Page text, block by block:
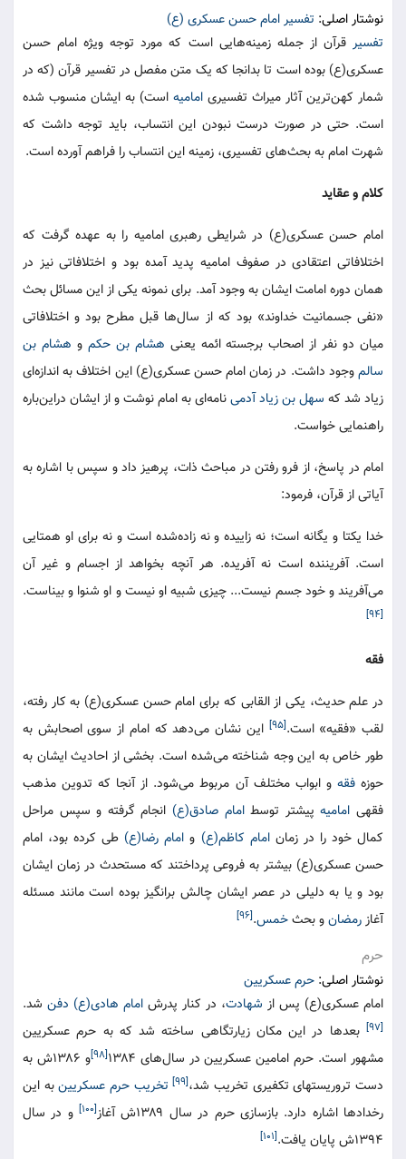
نوشتار اصلی: تفسیر امام حسن عسکری (ع)
تفسیر قرآن از جمله زمینه‌هایی است که مورد توجه ویژه امام حسن
عسکری(ع) بوده است تا بدانجا که یک متن مفصل در تفسیر قرآن (که در
شمار کهن‌ترین آثار میراث تفسیری امامیه است) به ایشان منسوب شده
است. حتی در صورت درست نبودن این انتساب، باید توجه داشت که
شهرت امام به بحث‌های تفسیری، زمینه این انتساب را فراهم آورده است.
کلام و عقاید
امام حسن عسکری(ع) در شرایطی رهبری امامیه را به عهده گرفت که
اختلافاتی اعتقادی در صفوف امامیه پدید آمده بود و اختلافاتی نیز در
همان دوره امامت ایشان به وجود آمد. برای نمونه یکی از این مسائل بحث
«نفی جسمانیت خداوند» بود که از سال‌ها قبل مطرح بود و اختلافاتی
میان دو نفر از اصحاب برجسته ائمه یعنی هشام بن حکم و هشام بن
سالموجود داشت. در زمان امام حسن عسکری(ع) این اختلاف به اندازه‌ای
زیاد شد که سهل بن زیاد آدمینامه‌ای به امام نوشت و از ایشان دراین‌باره
راهنمایی خواست.
امام در پاسخ، از فرو رفتن در مباحث ذات، پرهیز داد و سپس با اشاره به
آیاتی از قرآن، فرمود:
خدا یکتا و یگانه است؛ نه زاییده و نه زاده‌شده است و نه برای او همتایی
است. آفریننده است نه آفریده. هر آنچه بخواهد از اجسام و غیر آن
می‌آفریند و خود جسم نیست... چیزی شبیه او نیست و او شنوا و بیناست.
[۹۴]
فقه
در علم حدیث، یکی از القابی که برای امام حسن عسکری(ع) به کار رفته،
لقب «فقیه» است.[۹۵]
این نشان می‌دهد که امام از سوی اصحابش به
طور خاص به این وجه شناخته می‌شده است. بخشی از احادیث ایشان به
حوزهفقه و ابواب مختلف آن مربوط می‌شود. از آنجا که تدوین مذهب
فقهی امامیهپیشتر توسطامام صادق(ع) انجام گرفته و سپس مراحل
کمال خود را در زمانامام کاظم(ع) و امام رضا(ع) طی کرده بود، امام
حسن عسکری(ع) بیشتر به فروعی پرداختند که مستحدث در زمان ایشان
بود و یا به دلیلی در عصر ایشان چالش برانگیز بوده است مانند مسئله
آغازرمضانو بحثخمس.[۹۶]
حرم
نوشتار اصلی: حرم عسکریین
امام عسکری(ع) پس از شهادت، در کنار پدرش امام هادی(ع) دفن شد.
[۹۷]
بعدها در این مکان زیارتگاهی ساخته شد که به حرم عسکریین
مشهور است. حرم امامین عسکریین در سال‌های ۱۳۸۴
[۹۸]
و ۱۳۸۶ش به
دست تروریست‎های تکفیری تخریب شد،
[۹۹] تخریب حرم عسکریینبه این
رخدادها اشاره دارد. بازسازی حرم در سال ۱۳۸۹ش آغاز
[۱۰۰]
و در سال
۱۳۹۴ش پایان یافت.
[۱۰۱]